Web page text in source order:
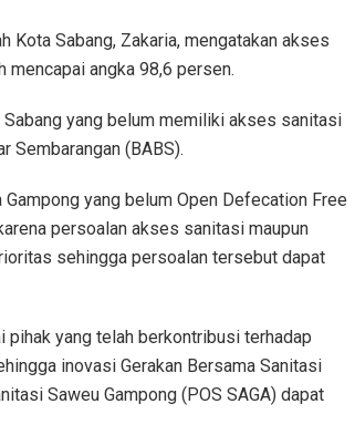
Kota Sabang, Zakaria, mengatakan akses
mencapai angka 98,6 persen.
yang belum memiliki akses sanitasi
Sembarangan (BABS).
yang belum Open Defecation Free
persoalan akses sanitasi maupun
sehingga persoalan tersebut dapat
pihak yang telah berkontribusi terhadap
inovasi Gerakan Bersama Sanitasi
Saweu Gampong (POS SAGA) dapat